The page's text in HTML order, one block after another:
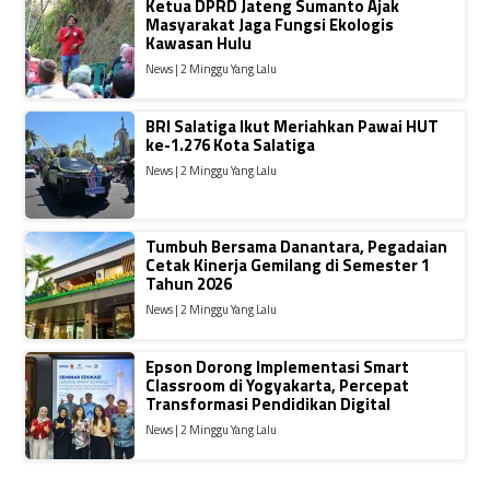
Ketua DPRD Jateng Sumanto Ajak
Masyarakat Jaga Fungsi Ekologis
Kawasan Hulu
News | 2 Minggu Yang Lalu
BRI Salatiga Ikut Meriahkan Pawai HUT
ke-1.276 Kota Salatiga
News | 2 Minggu Yang Lalu
Tumbuh Bersama Danantara, Pegadaian
Cetak Kinerja Gemilang di Semester 1
Tahun 2026
News | 2 Minggu Yang Lalu
Epson Dorong Implementasi Smart
Classroom di Yogyakarta, Percepat
Transformasi Pendidikan Digital
News | 2 Minggu Yang Lalu